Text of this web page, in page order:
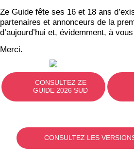
Ze Guide fête ses 16 et 18 ans
partenaires et annonceurs de la
d’aujourd’hui et, évidemment, à
Merci.
CONSULTEZ ZE
GUIDE 2026 SUD
CONSULTEZ LES